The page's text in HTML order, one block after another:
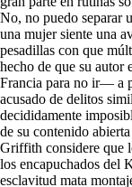
No, no puedo separar
una mujer siente una
pesadillas con que
hecho de que su autor
Francia para no ir— a
acusado de delitos
decididamente
de su contenido
Griffith considere que
los encapuchados del
esclavitud mata